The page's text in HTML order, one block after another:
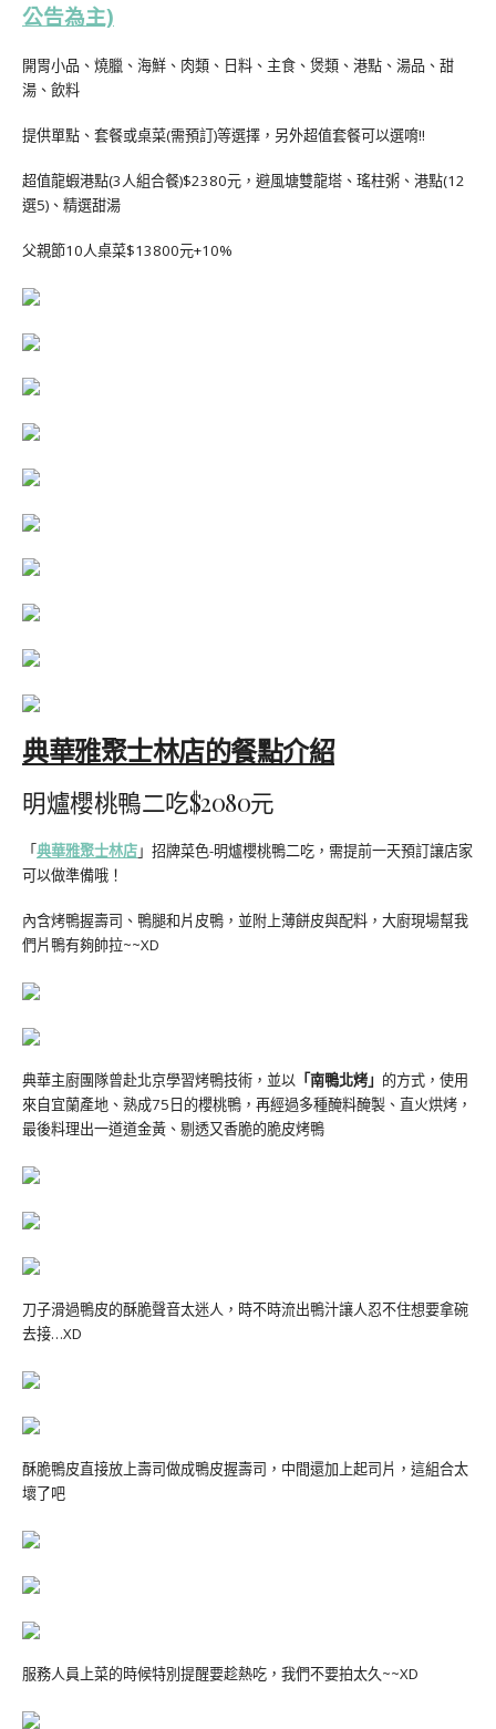
公告為主)
開胃小品、燒臘、海鮮、肉類、日料、主食、煲類、港點、湯品、甜
湯、飲料
提供單點、套餐或桌菜(需預訂)等選擇，另外超值套餐可以選唷!!
超值龍蝦港點(3人組合餐)$2380元，避風塘雙龍塔、瑤柱粥、港點(12
選5)、精選甜湯
父親節10人桌菜$13800元+10%
典華雅聚士林店的餐點介紹
明爐櫻桃鴨二吃$2080元
「典華雅聚士林店」招牌菜色-明爐櫻桃鴨二吃，需提前一天預訂讓店家
可以做準備哦！
內含烤鴨握壽司、鴨腿和片皮鴨，並附上薄餅皮與配料，大廚現場幫我
們片鴨有夠帥拉~~XD
典華主廚團隊曾赴北京學習烤鴨技術，並以 「南鴨北烤」 的方式，使用
來自宜蘭產地、熟成75日的櫻桃鴨，再經過多種醃料醃製、直火烘烤，
最後料理出一道道金黃、剔透又香脆的脆皮烤鴨
刀子滑過鴨皮的酥脆聲音太迷人，時不時流出鴨汁讓人忍不住想要拿碗
去接…XD
酥脆鴨皮直接放上壽司做成鴨皮握壽司，中間還加上起司片，這組合太
壞了吧
服務人員上菜的時候特別提醒要趁熱吃，我們不要拍太久~~XD